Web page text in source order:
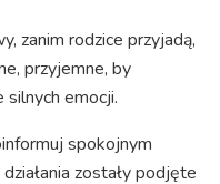
zanim rodzice przyjadą,
przyjemne, by
silnych emocji.
spokojnym
zostały podjęte